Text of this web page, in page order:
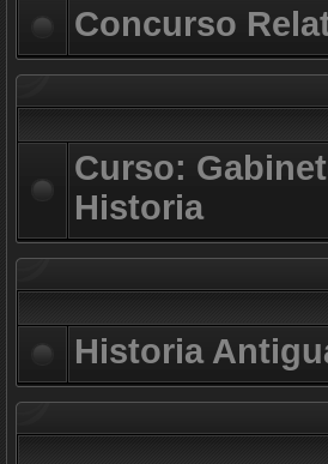
Concurso
Curso:
Historia
Historia